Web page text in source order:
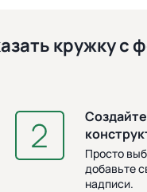
кружку с
Просто
добавьте
надписи.